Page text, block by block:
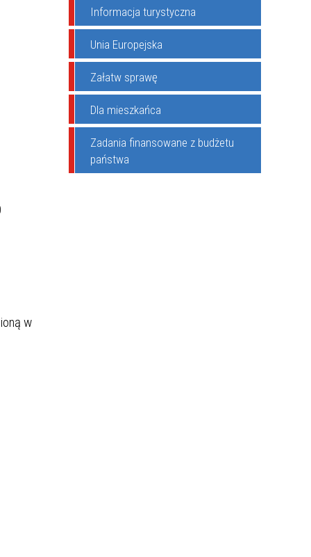
w
Informacja turystyczna
Unia Europejska
Załatw sprawę
Dla mieszkańca
Zadania finansowane z budżetu
państwa